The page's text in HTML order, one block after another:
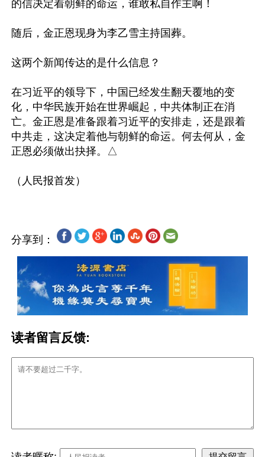
的信决定着朝鲜的命运，谁敢私自作主啊！
随后，金正恩现身为李乙雪主持国葬。
这两个新闻传达的是什么信息？
在习近平的领导下，中国已经发生翻天覆地的变
化，中华民族开始在世界崛起，中共体制正在消
亡。金正恩是准备跟着习近平的安排走，还是跟着
中共走，这决定着他与朝鲜的命运。何去何从，金
正恩必须做出抉择。△
分享到：
读者留言反馈: